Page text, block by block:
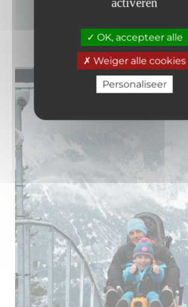
OK, accepteer alle
Weiger alle cookies
Personaliseer